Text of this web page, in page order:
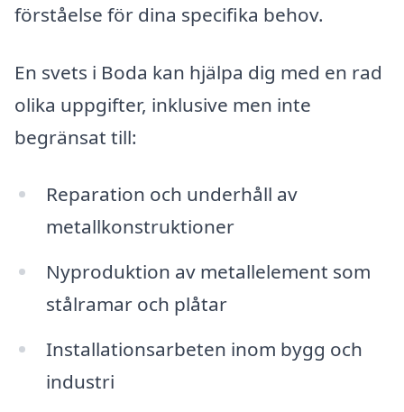
förståelse för dina specifika behov.
En svets i Boda kan hjälpa dig med en rad
olika uppgifter, inklusive men inte
begränsat till:
Reparation och underhåll av
metallkonstruktioner
Nyproduktion av metallelement som
stålramar och plåtar
Installationsarbeten inom bygg och
industri